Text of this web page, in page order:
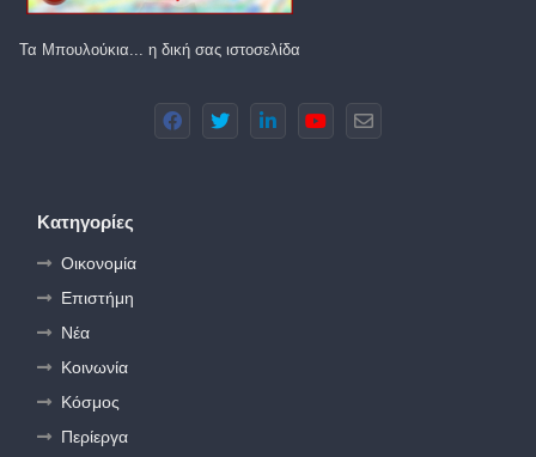
Τα Μπουλούκια... η δική σας ιστοσελίδα
Κατηγορίες
Οικονομία
Επιστήμη
Νέα
Κοινωνία
Κόσμος
Περίεργα